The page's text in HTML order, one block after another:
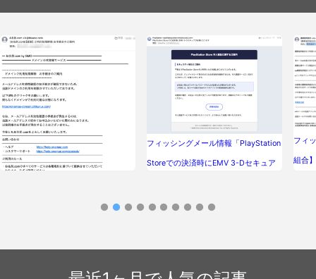
フィッシングメール情報「PlayStation
Storeでの決済時にEMV 3-Dセキュア
フィ
組合